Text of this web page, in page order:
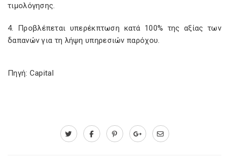
τιμολόγησης.
4. Προβλέπεται υπερέκπτωση κατά 100% της αξίας των
δαπανών για τη λήψη υπηρεσιών παρόχου.
Πηγή: Capital